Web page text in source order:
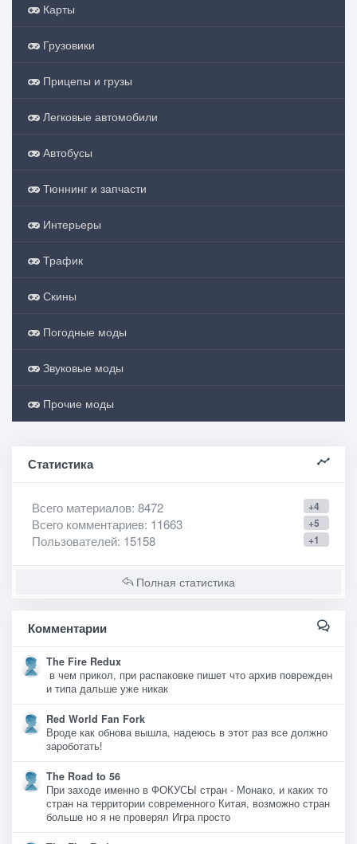
Карты
Грузовики
Прицепы и грузы
Легковые автомобили
Автобусы
Тюннинг и запчасти
Интерьеры
Трафик
Скины
Погодные моды
Звуковые моды
Прочие моды
Статистика
+4
Всего материалов: 8472
+5
Всего комментариев: 11663
+1
Пользователей: 15158
Полная статистика
Комментарии
The Fire Redux
в чем прикол, при распаковке пишет что архив поврежден
и типа дальше уже никак
Red World Fan Fork
Вроде как обнова вышла, надеюсь в этот раз все должно
зароботать!
The Road to 56
При заходе именно в ФОКУСЫ стран - Монако, и каких то
стран на территории современного Китая, возможно стран
больше но я не проверял Игра просто